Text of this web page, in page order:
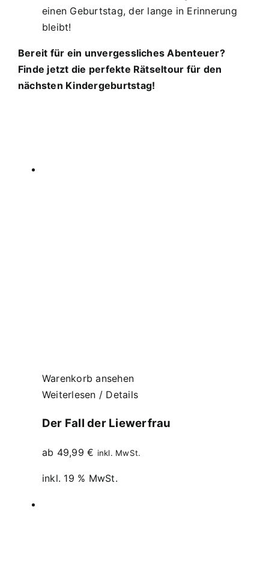
einen Geburtstag, der lange in Erinnerung
bleibt!
Bereit für ein unvergessliches Abenteuer?
Finde jetzt die perfekte Rätseltour für den
nächsten Kindergeburtstag!
Warenkorb ansehen
Weiterlesen / Details
Der Fall der Liewerfrau
ab 49,99€ inkl. MwSt.
inkl. 19 % MwSt.